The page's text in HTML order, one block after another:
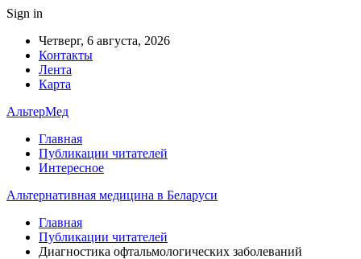
Sign in
Четверг, 6 августа, 2026
Контакты
Лента
Карта
АльтерМед
Главная
Публикации читателей
Интересное
Альтернативная медицина в Беларуси
Главная
Публикации читателей
Диагностика офтальмологических заболеваний